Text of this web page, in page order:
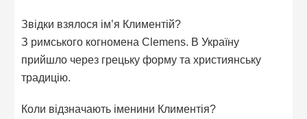
Звідки взялося ім’я Климентій?
З римського когномена Clemens. В Україну
прийшло через грецьку форму та християнську
традицію.
Коли відзначають іменини Климентія?